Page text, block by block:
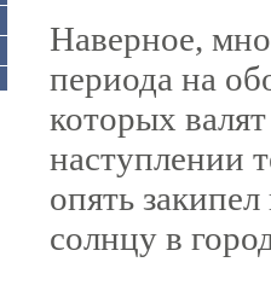
Наверное,
периода на
которых
наступлении
опять
солнцу в